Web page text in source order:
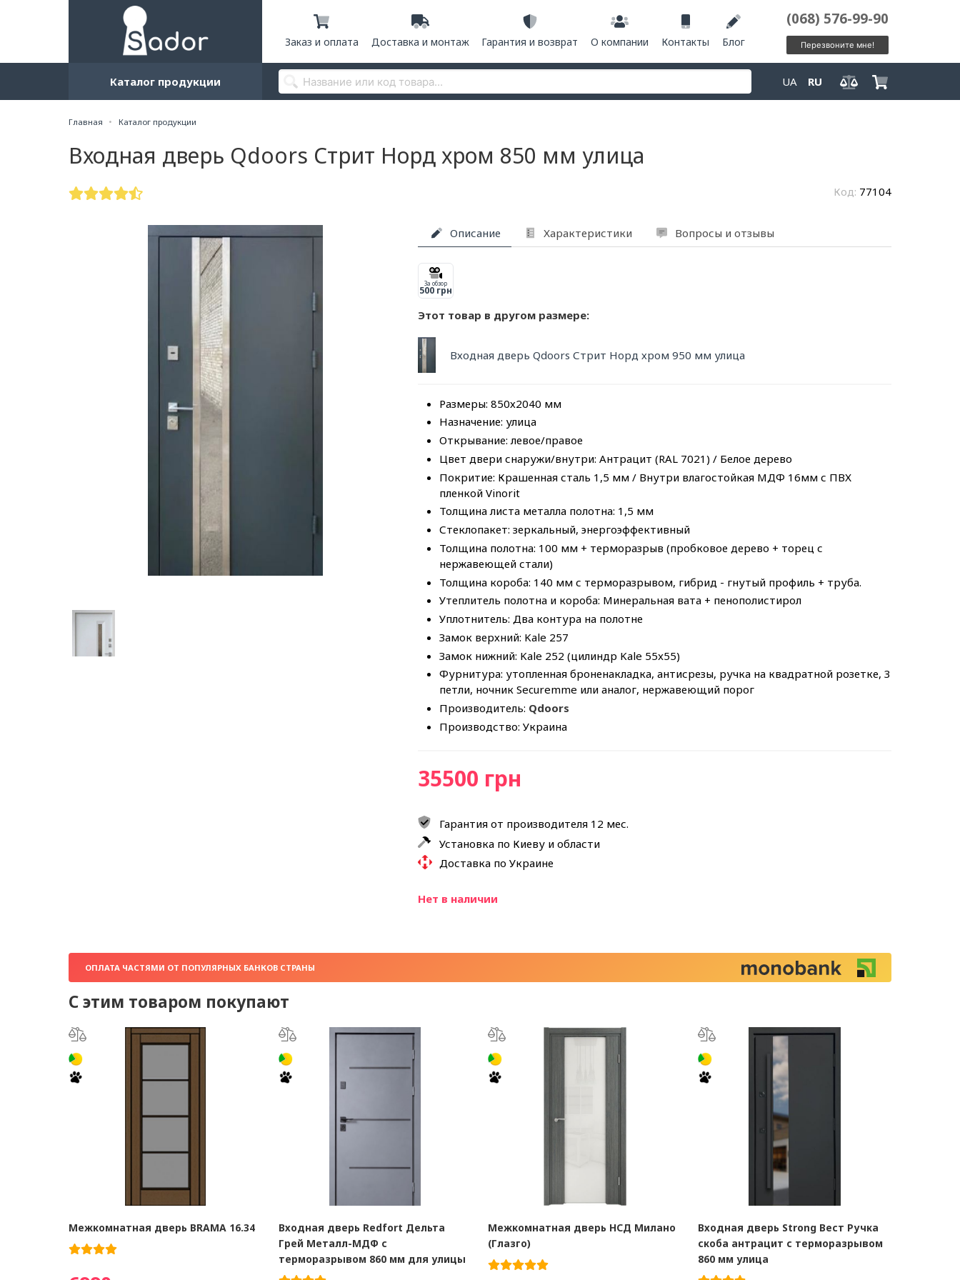
Заказ и оплата Доставка и монтаж Гарантия и возврат О компании Контакты Блог
(068) 576-99-90
Перезвоните мне!
Каталог продукции UA RU
Главная Каталог продукции
Входная дверь Qdoors Стрит Норд хром 850 мм улица
Код: 77104
Описание Характеристики Вопросы и отзывы
За обзор
500 грн
Этот товар в другом размере:
Входная дверь Qdoors Стрит Норд хром 950 мм улица
Размеры: 850х2040 мм
Назначение: улица
Открывание: левое/правое
Цвет двери снаружи/внутри: Антрацит (RAL 7021) / Белое дерево
Покритие: Крашенная сталь 1,5 мм / Внутри влагостойкая МДФ 16мм с ПВХ
пленкой Vinorit
Толщина листа металла полотна: 1,5 мм
Стеклопакет: зеркальный, энергоэффективный
Толщина полотна: 100 мм + терморазрыв (пробковое дерево + торец с
нержавеющей стали)
Толщина короба: 140 мм с терморазрывом, гибрид - гнутый профиль + труба.
Утеплитель полотна и короба: Минеральная вата + пенополистирол
Уплотнитель: Два контура на полотне
Замок верхний: Kale 257
Замок нижний: Kale 252 (цилиндр Kale 55x55)
Фурнитура: утопленная броненакладка, антисрезы, ручка на квадратной розетке, 3
петли, ночник Securemme или аналог, нержавеющий порог
Производитель: Qdoors
Производство: Украина
35500 грн
Гарантия от производителя 12 мес.
Установка по Киеву и области
Доставка по Украине
Нет в наличии
ОПЛАТА ЧАСТЯМИ ОТ ПОПУЛЯРНЫХ БАНКОВ СТРАНЫ
С этим товаром покупают
Межкомнатная дверь BRAMA 16.34
Входная дверь Redfort Дельта
Грей Металл-МДФ с
терморазрывом 860 мм для улицы
Межкомнатная дверь НСД Милано
(Глазго)
Входная дверь Strong Вест Ручка
скоба антрацит с терморазрывом
860 мм улица